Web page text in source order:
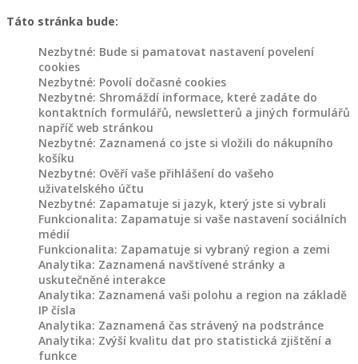
SPOKOJENÝ
ZÁKAZNÍCI
TVORBA
KONTAKT
Táto stránka bude:
Nezbytné: Bude si pamatovat nastavení povelení
cookies
Nezbytné: Povolí dočasné cookies
Nezbytné: Shromáždí informace, které zadáte do
kontaktních formulářů, newsletterů a jiných formulářů
napříč web stránkou
Nezbytné: Zaznamená co jste si vložili do nákupního
košíku
Nezbytné: Ověří vaše přihlášení do vašeho
uživatelského účtu
Nezbytné: Zapamatuje si jazyk, který jste si vybrali
Funkcionalita: Zapamatuje si vaše nastavení sociálních
médií
Funkcionalita: Zapamatuje si vybraný region a zemi
Analytika: Zaznamená navštívené stránky a
uskutečněné interakce
Analytika: Zaznamená vaši polohu a region na základě
IP čísla
Analytika: Zaznamená čas strávený na podstránce
Analytika: Zvýší kvalitu dat pro statistická zjištění a
funkce